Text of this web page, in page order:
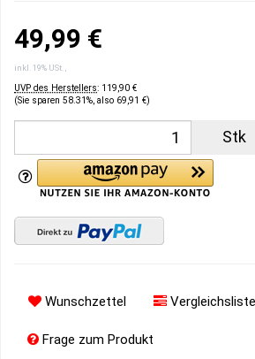
49,99 €
inkl. 19% USt. ,
UVP des Herstellers: 119,90 €
(Sie sparen 58.31% , also 69,91 €)
Stk
Wunschzettel Vergleichsliste
Frage zum Produkt